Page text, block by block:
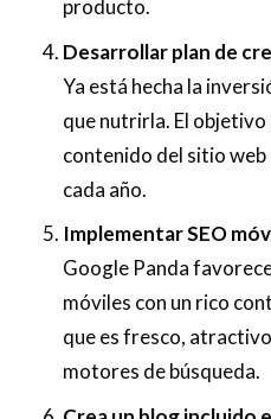
producto.
Desarrollar plan de
Ya está hecha la
que nutrirla. El
contenido del sitio web
cada año.
Implementar SEO
Google Panda
móviles con un rico
que es fresco,
motores de búsqueda.